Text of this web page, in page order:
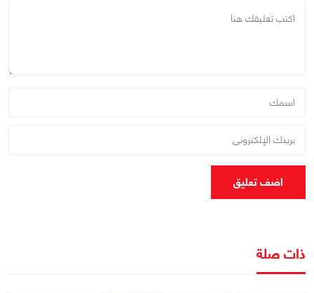
اضف تعليق
ذات صلة